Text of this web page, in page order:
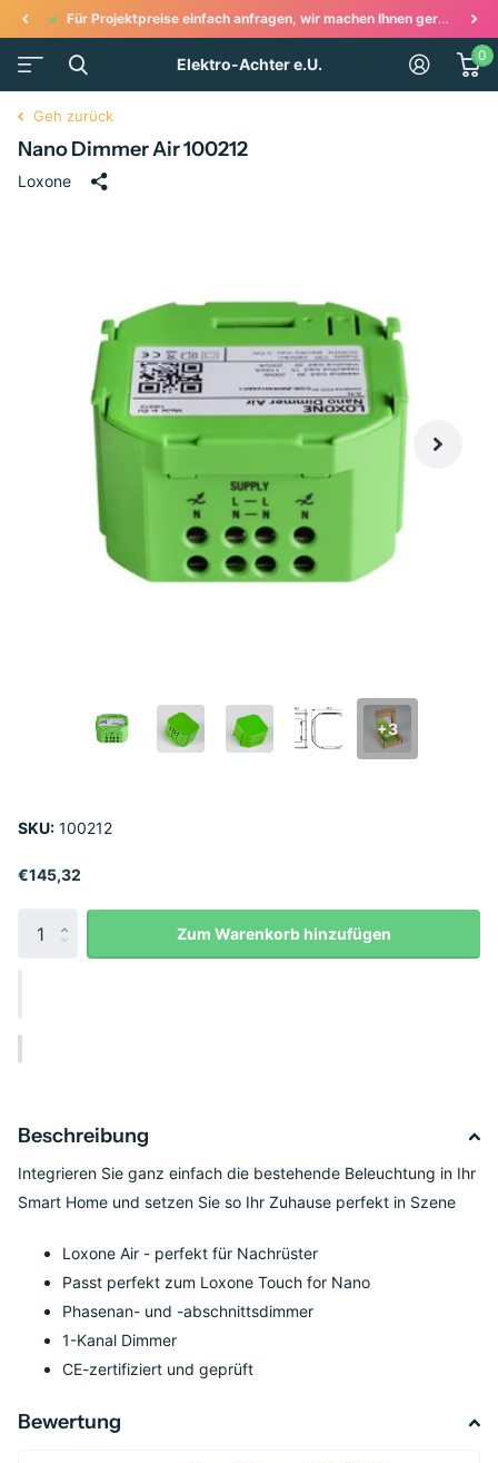
Für Projektpreise einfach anfragen, wir machen Ihnen gerne ein Angebot!
Elektro-Achter e.U. 0
Geh zurück
Nano Dimmer Air 100212
Loxone
+3
SKU: 100212
€145,32
Zum Warenkorb hinzufügen
Beschreibung
Integrieren Sie ganz einfach die bestehende Beleuchtung in Ihr
Smart Home und setzen Sie so Ihr Zuhause perfekt in Szene
Loxone Air - perfekt für Nachrüster
Passt perfekt zum Loxone Touch for Nano
Phasenan- und -abschnittsdimmer
1-Kanal Dimmer
CE-zertifiziert und geprüft
Bewertung